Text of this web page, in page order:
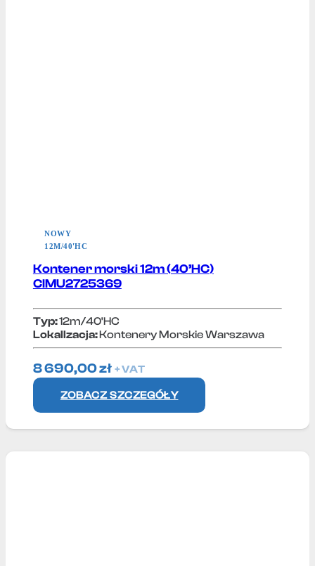
NOWY
12M/40'HC
Kontener morski 12m (40’HC)
CIMU2725369
Typ:12m/40'HC
Lokallzacja:Kontenery Morskie Warszawa
8 690,00zł + VAT
ZOBACZ SZCZEGÓŁY